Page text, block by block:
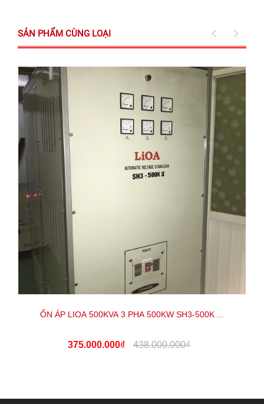
SẢN PHẨM CÙNG LOẠI
ỔN ÁP LIOA 500KVA 3 PHA 500KW SH3-500K ...
375.000.000₫ 438.000.000₫